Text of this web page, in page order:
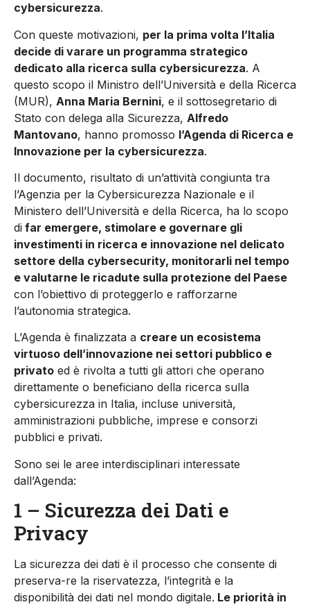
cybersicurezza.
Con queste motivazioni, per la prima volta l’Italia
decide di varare un programma strategico
dedicato alla ricerca sulla cybersicurezza. A
questo scopo il Ministro dell’Università e della Ricerca
(MUR), Anna Maria Bernini, e il sottosegretario di
Stato con delega alla Sicurezza, Alfredo
Mantovano, hanno promosso l’Agenda di Ricerca e
Innovazione per la cybersicurezza.
Il documento, risultato di un’attività congiunta tra
l’Agenzia per la Cybersicurezza Nazionale e il
Ministero dell’Università e della Ricerca, ha lo scopo
di far emergere, stimolare e governare gli
investimenti in ricerca e innovazione nel delicato
settore della cybersecurity, monitorarli nel tempo
e valutarne le ricadute sulla protezione del Paese
con l’obiettivo di proteggerlo e rafforzarne
l’autonomia strategica.
L’Agenda è finalizzata a creare un ecosistema
virtuoso dell’innovazione nei settori pubblico e
privato ed è rivolta a tutti gli attori che operano
direttamente o beneficiano della ricerca sulla
cybersicurezza in Italia, incluse università,
amministrazioni pubbliche, imprese e consorzi
pubblici e privati.
Sono sei le aree interdisciplinari interessate
dall’Agenda:
1 – Sicurezza dei Dati e
Privacy
La sicurezza dei dati è il processo che consente di
preserva-re la riservatezza, l’integrità e la
disponibilità dei dati nel mondo digitale. Le priorità in